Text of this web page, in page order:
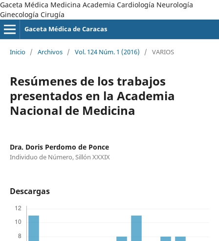
Gaceta Médica Medicina Academia Cardiología Neurología
Ginecología Cirugía
Gaceta Médica de Caracas
Inicio / Archivos / Vol. 124 Núm. 1 (2016) / VARIOS
Resúmenes de los trabajos
presentados en la Academia
Nacional de Medicina
Dra. Doris Perdomo de Ponce
Individuo de Número, Sillón XXXIX
Descargas